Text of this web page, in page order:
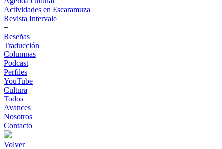
Actividades en Escaramuza
Revista Intervalo
+
Reseñas
Traducción
Columnas
Podcast
Perfiles
YouTube
Cultura
Todos
Avances
Nosotros
Contacto
Volver